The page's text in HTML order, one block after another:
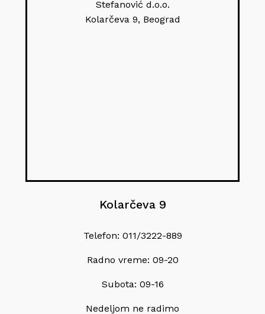
Stefanović d.o.o.
Kolarčeva 9, Beograd
Kolarčeva 9
Telefon: 011/3222-889
Radno vreme: 09-20
Subota: 09-16
Nedeljom ne radimo